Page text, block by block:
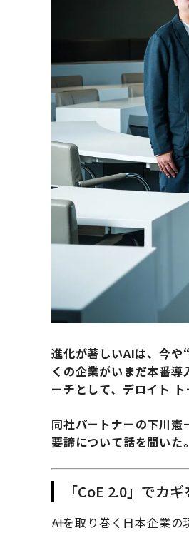
進化が著しいAIは、今や
くの企業がいまだ本番
ーチとして、デロイト
同社パートナーの下川
要諦について話を聞いた。
「CoE 2.0」でカ
――AIを取り巻く日本企業